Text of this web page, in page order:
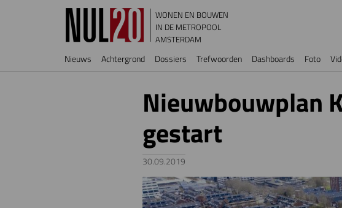
Overslaan en naar de inhoud gaan
WONEN EN BOUWEN
IN DE METROPOOL
AMSTERDAM
Hoofdnavigatie
Nieuws Achtergrond Dossiers Trefwoorden Dashboards Foto
Nieuwbouwplan
gestart
30.09.2019
Image